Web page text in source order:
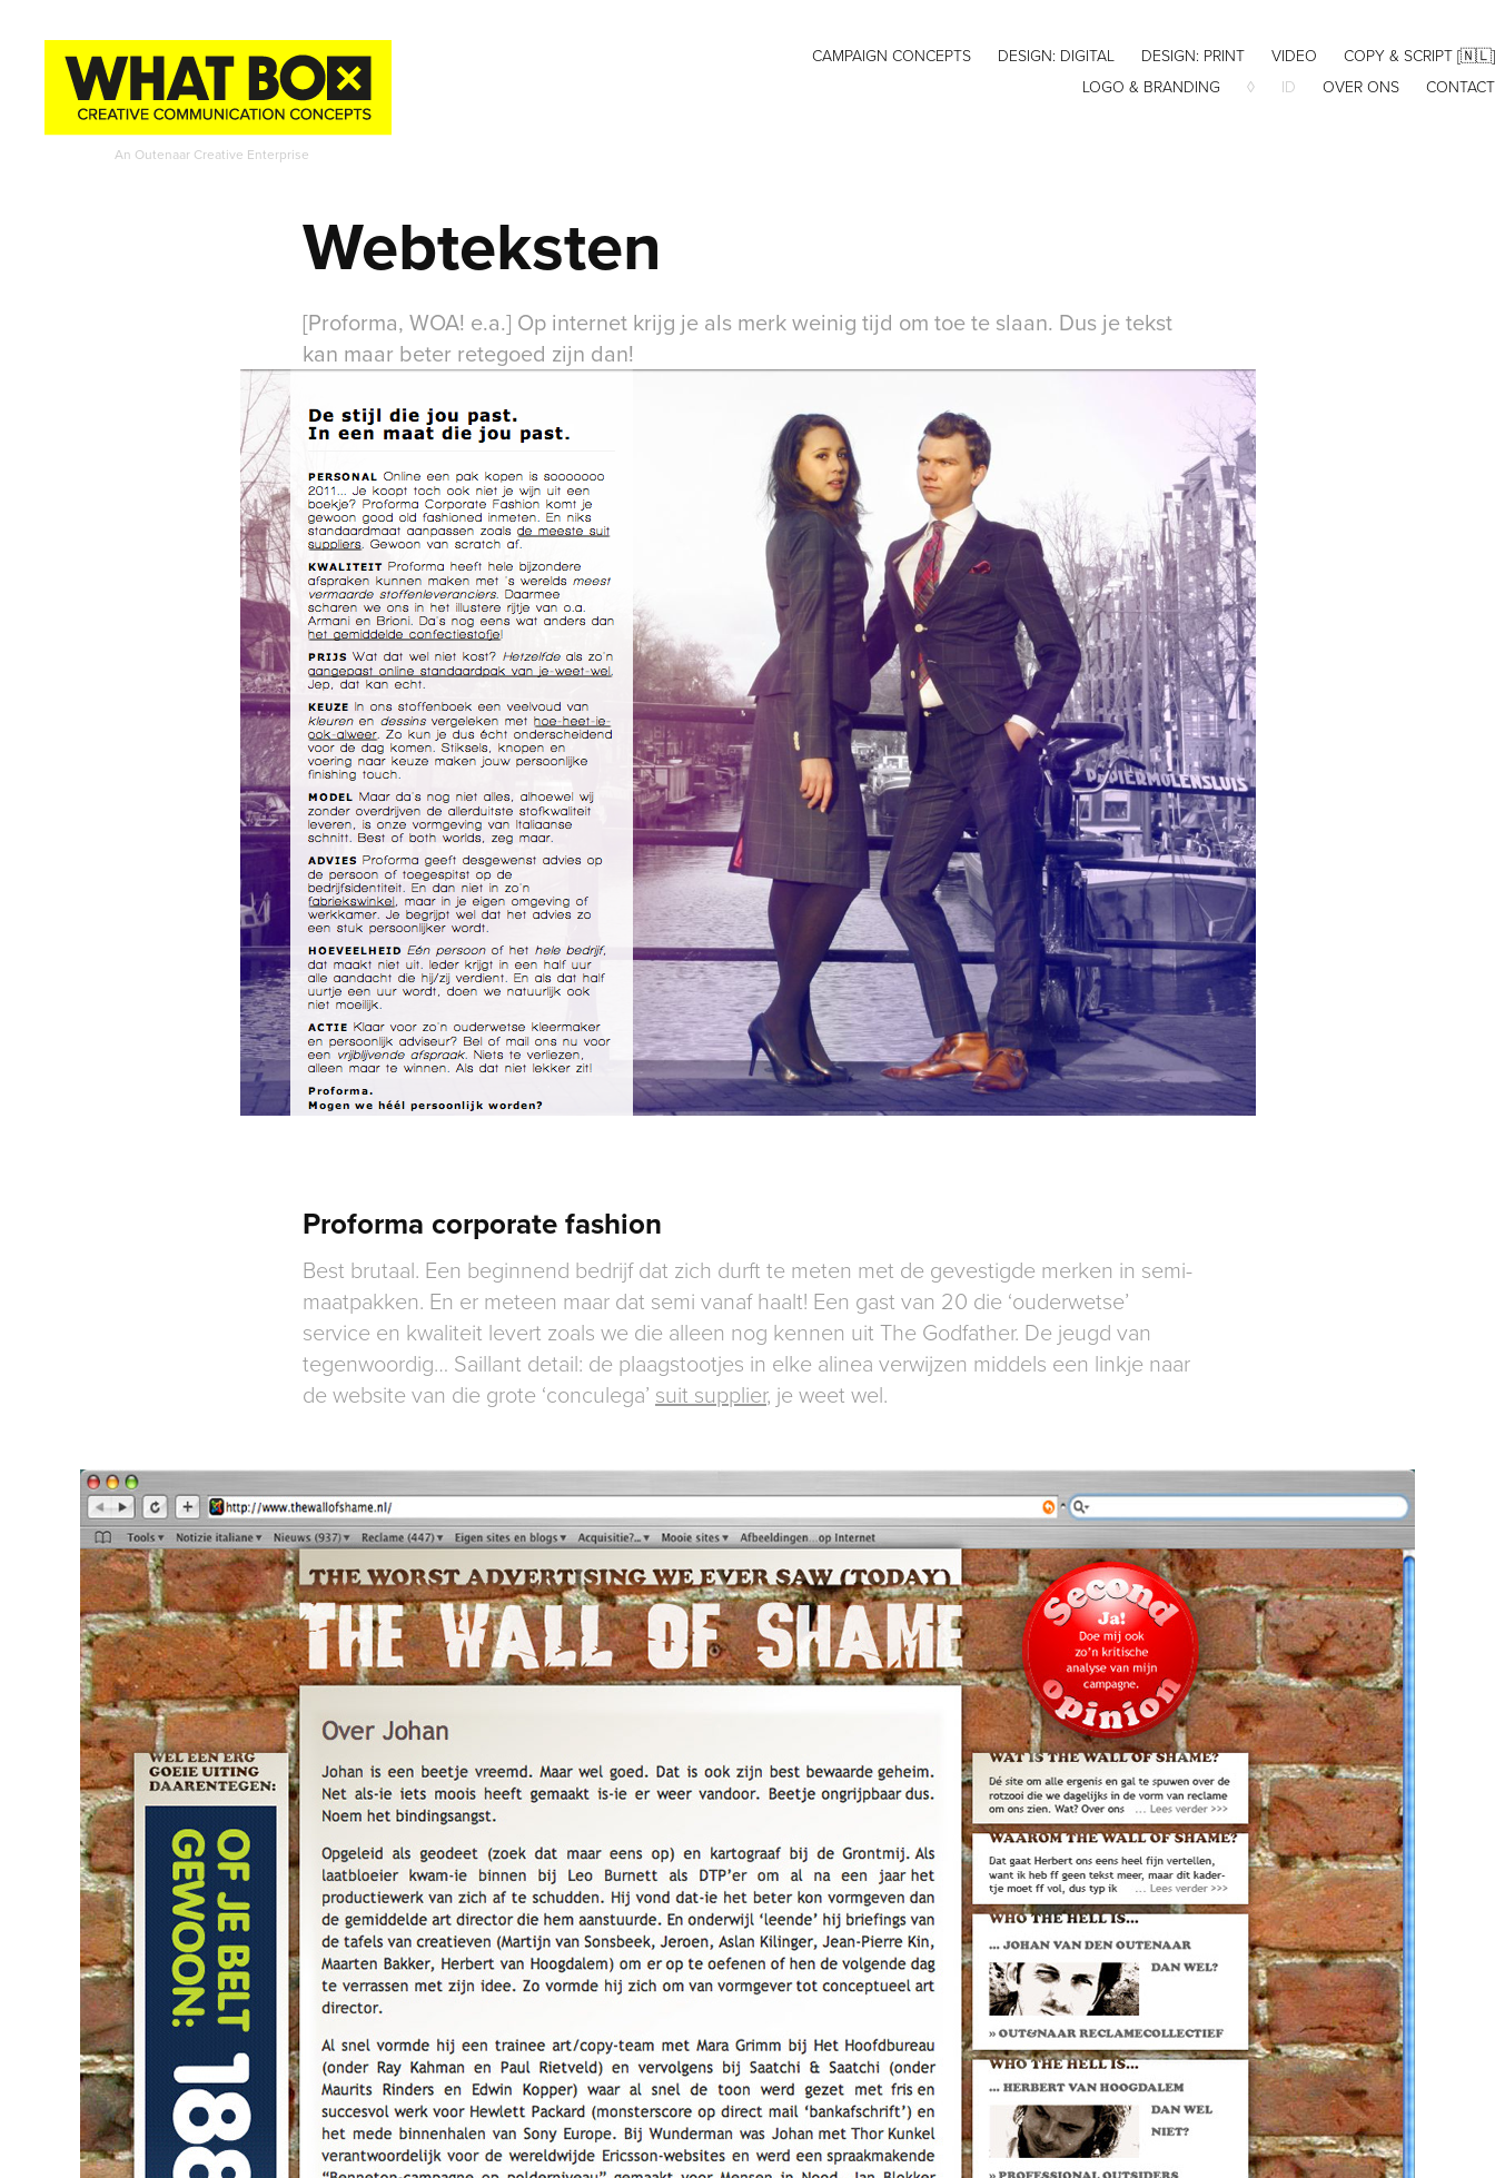
An Outenaar Creative Enterprise
CAMPAIGN CONCEPTS DESIGN: DIGITAL DESIGN: PRINT VIDEO
COPY & SCRIPT [🇳🇱]
LOGO & BRANDING
◊ ID OVER ONS CONTACT
Webteksten
[Proforma, WOA! e.a.] Op internet krijg je als merk weinig tijd om toe te slaan. Dus je tekst
kan maar beter retegoed zijn dan!
Proforma corporate fashion
Best brutaal. Een beginnend bedrijf dat zich durft te meten met de gevestigde merken in semi-
maatpakken. En er meteen maar dat semi vanaf haalt! Een gast van 20 die ‘ouderwetse’
service en kwaliteit levert zoals we die alleen nog kennen uit The Godfather. De jeugd van
tegenwoordig… Saillant detail: de plaagstootjes in elke alinea verwijzen middels een linkje naar
de website van die grote ‘conculega’ suit supplier, je weet wel.